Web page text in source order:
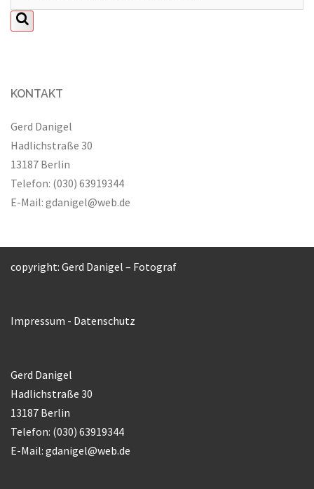
KONTAKT
Gerd Danigel
Hadlichstraße 30
13187 Berlin
Telefon: (030) 63919344
E-Mail: gdanigel@web.de
copyright: Gerd Danigel – Fotograf
Impressum - Datenschutz
Gerd Danigel
Hadlichstraße 30
13187 Berlin
Telefon: (030) 63919344
E-Mail: gdanigel@web.de